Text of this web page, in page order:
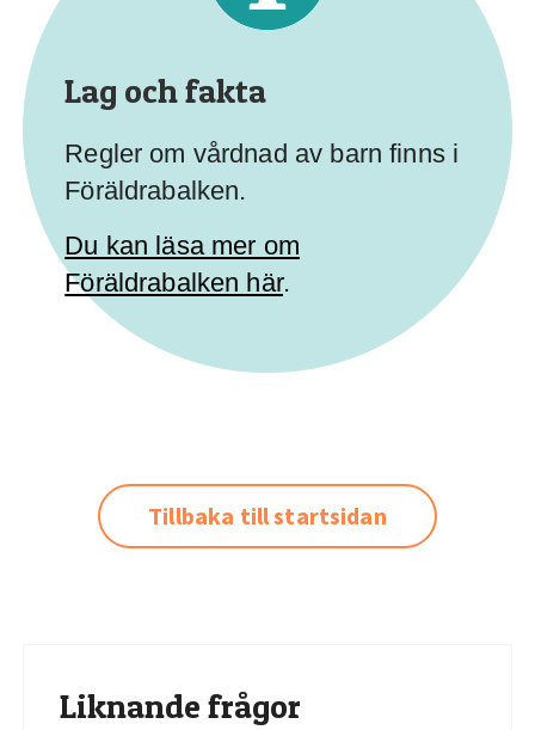
Lag och fakta
Regler om vårdnad av barn finns i
Föräldrabalken.
Du kan läsa mer om
Föräldrabalken här.
Tillbaka till startsidan
Liknande frågor